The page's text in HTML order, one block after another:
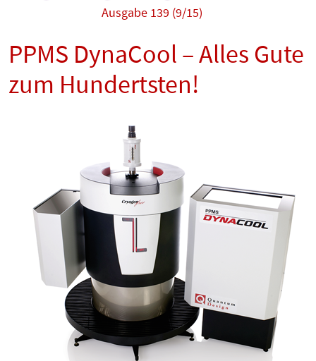
Ausgabe 139 (9/15)
PPMS DynaCool – Alles Gute
zum Hundertsten!